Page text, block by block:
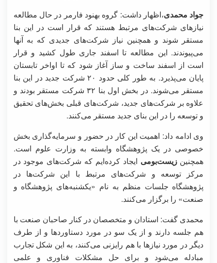
جواد محمدی،اظهار داشت: گروه بهنود فارمر در حال مطالعه
نیازهای شرکت‌های مرتبط هستند که قرار است در این بنا
مستقر شوند و همچنین نیاز شرکت‌های جدیدی که به آنها
می‌پیوندند. این مطالعه تا اسفند جاری طول کشید و قرار
است از اسفند ساخت و ساز آغاز شود که تا اواخر تابستان
پایان می‌پذیرد. به طور کلی حدود ۲۰ شرکت جدید در این بنا
مستقر می‌شوند. در بخش اول بنا ۳۲ شرکت مستقر بودند و
علاوه بر شرکت‌های جدید، شرکت‌های قبلی بخش‌های تحقیق
و توسعه را در این بنای جدید مستقر می‌کنند.
وی ادامه داد: اهمیت این کار در حضور و سرمایه‌گذاری بخش
خصوصی در یک پژوهشگاه وابسته به وزارت علوم است.
همچنینزیست‌بومی ایجاد کرده‌ایم که شرکت‌های موجود در
مرکز توسعه و شرکت‌های مرتبط با این شرکت‌ها در
پژوهشگاه جلسات منظم به نام «یکشنبه‌های پژوهشگاه و
صنعت» را برگزار می‌کنند.
محمدی گفت: استادان و متخصصان در کنار صاحبان صنعت با
هم جلسه دارند و از یک سو در مورد دستاوردها و از طرف
دیگر در مورد نیازها با هم رایزنی می‌کنند، به این شکل تجارب
مبادله می‌شود و برای حل مشکلات فناوری و علمی